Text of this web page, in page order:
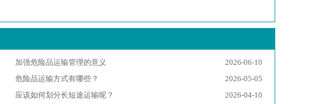
2026-06-10
加强危险品运输管理的意义
2026-05-05
危险品运输方式有哪些？
2026-04-10
应该如何划分长短途运输呢？